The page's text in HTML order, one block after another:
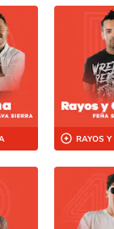
RAYOS